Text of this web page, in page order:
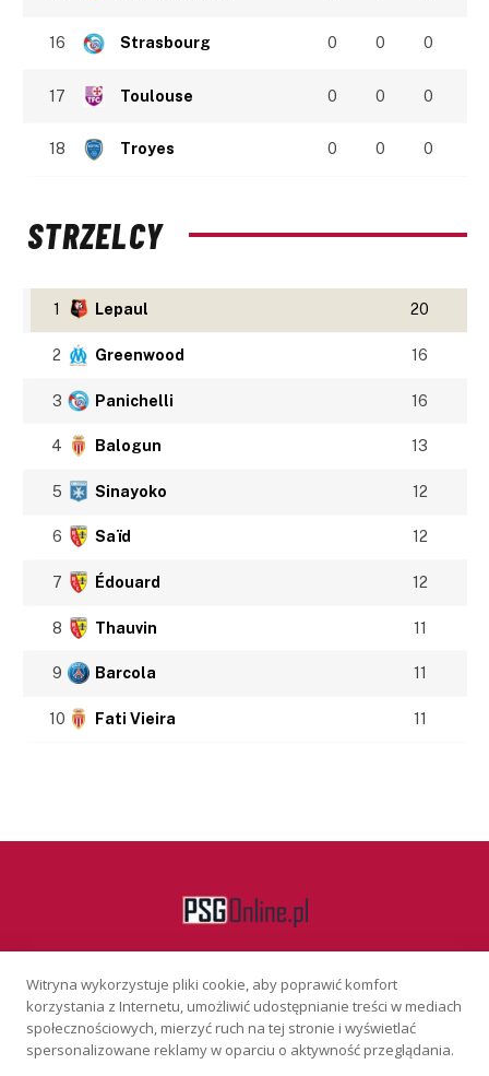
16 Strasbourg 0 0 0
17 Toulouse 0 0 0
18 Troyes 0 0 0
STRZELCY
1 Lepaul 20
2 Greenwood 16
3 Panichelli 16
4 Balogun 13
5 Sinayoko 12
6 Saïd 12
7 Édouard 12
8 Thauvin 11
9 Barcola 11
10 Fati Vieira 11
Facebook
KONTAKT REKLAMA POLITYKA PRYWATNOŚCI
Witryna wykorzystuje pliki cookie, aby poprawić komfort
korzystania z Internetu, umożliwić udostępnianie treści w mediach
społecznościowych, mierzyć ruch na tej stronie i wyświetlać
spersonalizowane reklamy w oparciu o aktywność przeglądania.